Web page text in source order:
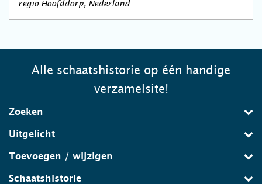
regio Hoofddorp, Nederland
Alle schaatshistorie op één handige
verzamelsite!
Zoeken
Uitgelicht
Toevoegen / wijzigen
Schaatshistorie